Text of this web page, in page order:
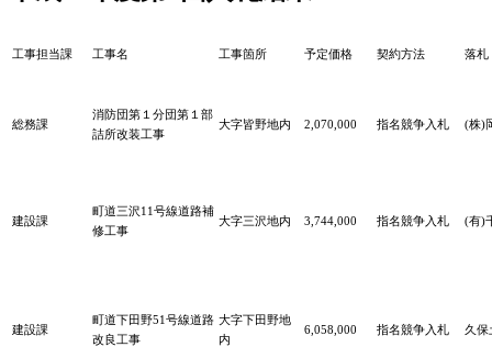
工事担当課 工事名 工事箇所 予定価格 契約方法 落札
総務課
消防団第１分団第１部
詰所改装工事
大字皆野地内 2,070,000 指名競争入札 (株)
建設課
町道三沢11号線道路補
修工事
大字三沢地内 3,744,000 指名競争入札 (有)
建設課
町道下田野51号線道路
改良工事
大字下田野地
内
6,058,000 指名競争入札 久保